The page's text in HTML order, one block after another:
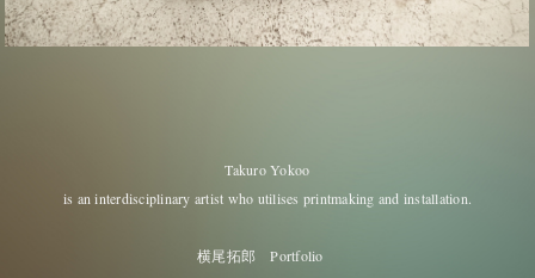
Takuro Yokoo
is an interdisciplinary artist who utilises printmaking and installation.
横尾拓郎 Portfolio